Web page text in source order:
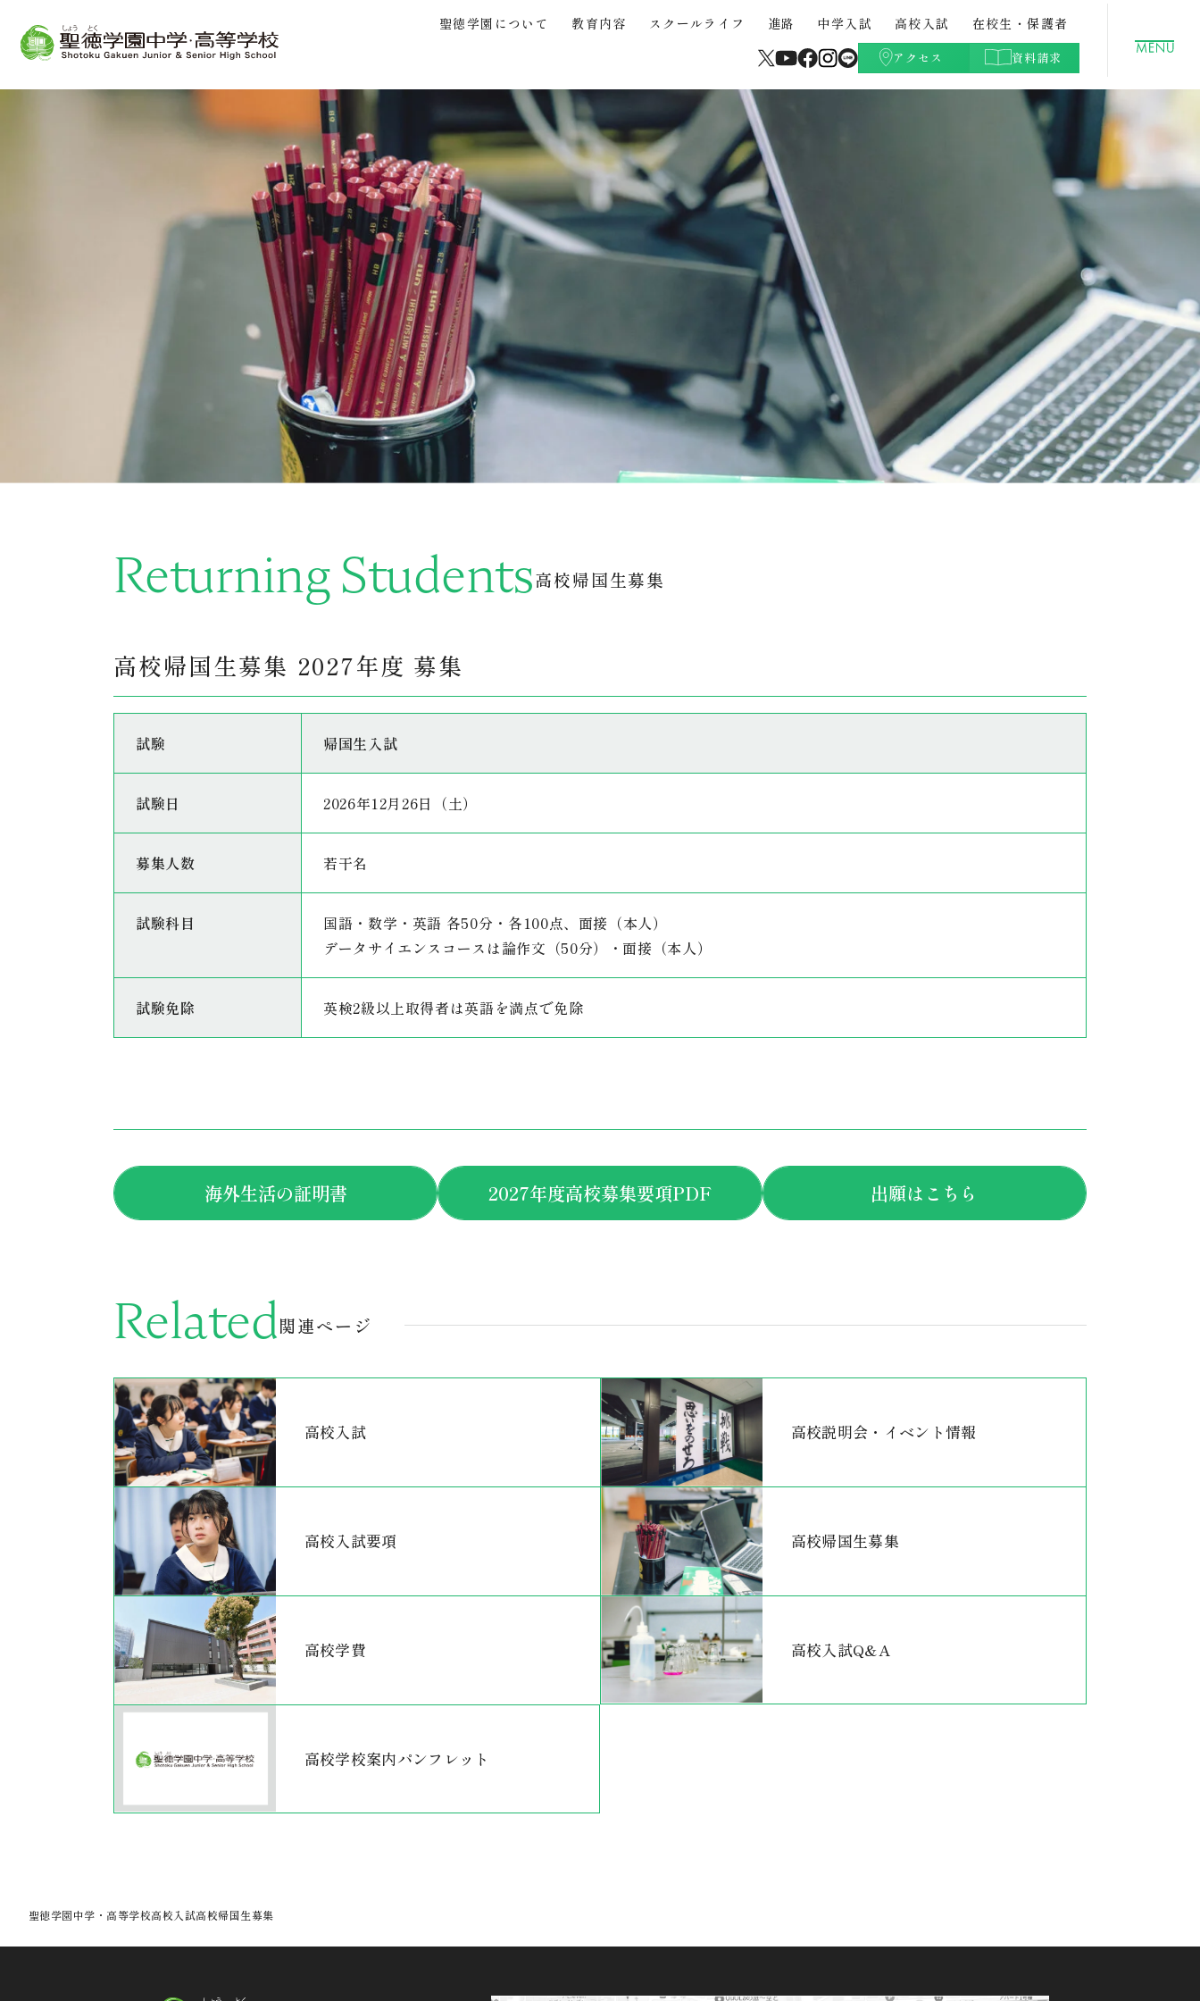
聖徳学園について 教育内容 スクールライフ 進路 中学入試 高校入試 在校生・保護者
アクセス 資料請求
About
聖徳学園について
学校からのメッセージ 沿革
聖徳学園の教育 学習成果の共有
Educational Content
３つの強み STEAM
きめ細やかな教育 カリキュラム
School Life
スクールライフ
年間行事 クラブ活動（運動部）
学びの環境 制服
Career Support
海外協定大学推薦制度 大学合格実績
Junior High School
中学入試概要 中学帰国生募集
中学学費 中学入試Q&A
中学入試過去問題
High School
高校入試概要 高校帰国生募集
高校入試Q&A
高校校案内パンフレット・紹
介動画
Current Students and Parents
在校生・保護者
卒業生 サイトマップ
Returning Students高校帰国生募集
高校帰国生募集 2027年度 募集
試験 帰国生入試
試験日 2026年12月26日（土）
募集人数 若干名
試験科目
国語・数学・英語 各50分・各100点、面接（本人）
データサイエンスコースは論作文（50分）・面接（本人）
試験免除 英検2級以上取得者は英語を満点で免除
海外生活の証明書 2027年度高校募集要項PDF 出願はこちら
Related関連ページ
高校入試 高校説明会・イベント情報
高校入試要項 高校帰国生募集
高校学費 高校入試Q&A
高校学校案内パンフレット
聖徳学園中学・高等学校高校入試高校帰国生募集